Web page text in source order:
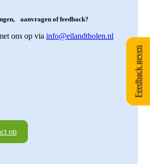
aanvragen of feedback?
ons op via info@eilandtholen.nl
op
Feedback geven